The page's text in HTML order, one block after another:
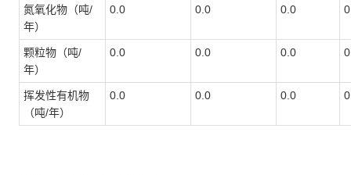
氮氧化物（吨/
年）
0.0 0.0 0.0
颗粒物（吨/
年）
0.0 0.0 0.0
挥发性有机物
（吨/年）
0.0 0.0 0.0